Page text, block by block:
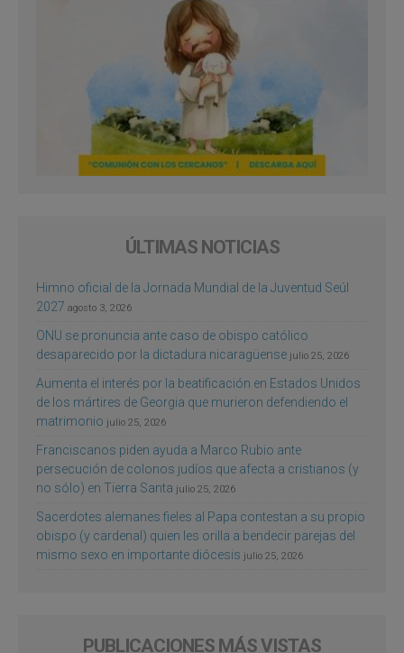
ÚLTIMAS NOTICIAS
Himno oficial de la Jornada Mundial de la Juventud Seúl
2027 agosto 3, 2026
ONU se pronuncia ante caso de obispo católico
desaparecido por la dictadura nicaragüense julio 25, 2026
Aumenta el interés por la beatificación en Estados Unidos
de los mártires de Georgia que murieron defendiendo el
matrimonio julio 25, 2026
Franciscanos piden ayuda a Marco Rubio ante
persecución de colonos judíos que afecta a cristianos (y
no sólo) en Tierra Santa julio 25, 2026
Sacerdotes alemanes fieles al Papa contestan a su propio
obispo (y cardenal) quien les orilla a bendecir parejas del
mismo sexo en importante diócesis julio 25, 2026
PUBLICACIONES MÁS VISTAS